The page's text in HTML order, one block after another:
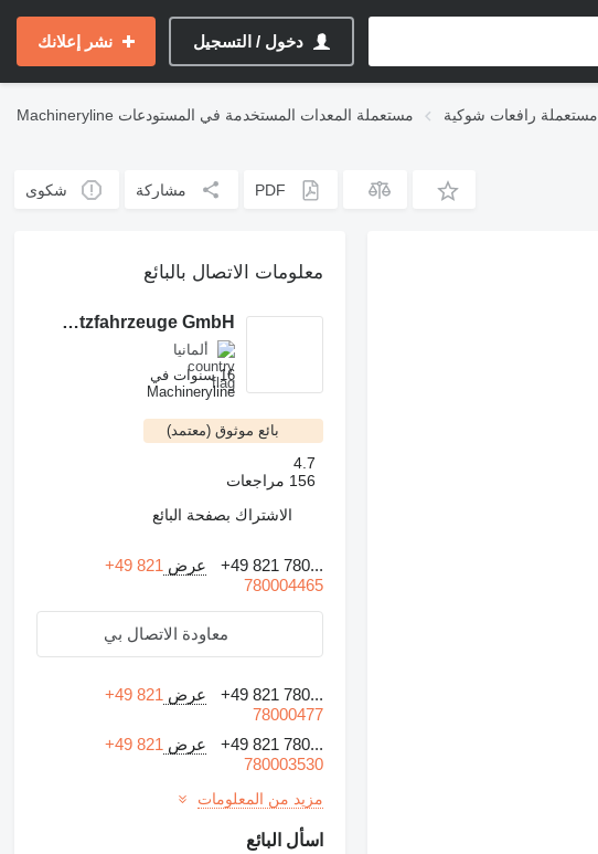
دخول / التسجيل نشر إعلانك
Machineryline مستعملة المعدات المستخدمة في المستودعات مستعملة رافعات شوكية
PDF مشاركة شكوى
معلومات الاتصال بالبائع
Gruma Nutzfahrzeuge GmbH
ألمانيا
16 سنوات في
Machineryline
بائع موثوق (معتمد)
4.7
156 مراجعات
الاشتراك بصفحة البائع
+49 821 780... عرض +49 821
780004465
معاودة الاتصال بي
+49 821 780... عرض +49 821
78000477
+49 821 780...
عرض +49 821
780003530
مزيد من المعلومات
اسأل البائع